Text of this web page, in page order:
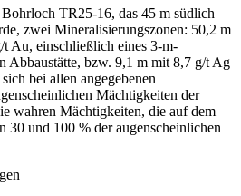
TR25-16, das 45 m südlich
zwei Mineralisierungszonen: 50,2 m
Au, einschließlich eines 3-m-
Abbaustätte, bzw. 9,1 m mit 8,7 g/t Ag
bei allen angegebenen
Mächtigkeiten der
wahren Mächtigkeiten, die auf dem
30 und 100 % der augenscheinlichen